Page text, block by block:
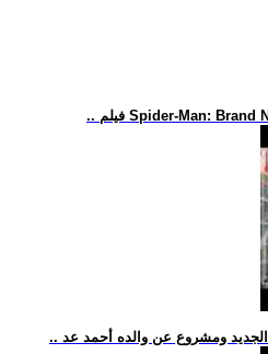
ومشروع عن والده أحمد عد